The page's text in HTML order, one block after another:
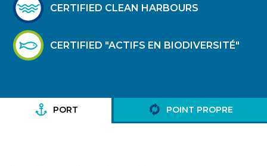
CERTIFIED CLEAN HARBOURS
CERTIFIED "ACTIFS EN BIODIVERSITÉ"
PORT POINT PROPRE